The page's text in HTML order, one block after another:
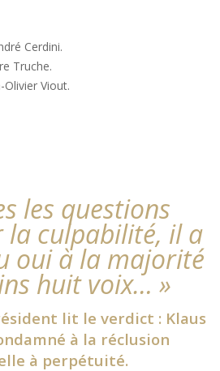
Cerdini.
Truche.
Olivier Viout.
les questions
culpabilité, il a
oui à la majorité
huit voix… »
lit le verdict : Klaus
à la réclusion
à perpétuité.